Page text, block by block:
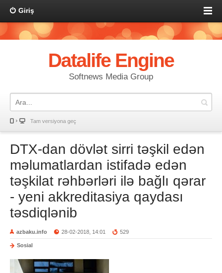
Giriş
Datalife Engine
Softnews Media Group
Tam versiyona geç
DTX-dan dövlət sirri təşkil edən
məlumatlardan istifadə edən
təşkilat rəhbərləri ilə bağlı qərar
- yeni akkreditasiya qaydası
təsdiqlənib
azbaku.info 28-02-2018, 14:01 529
Sosial